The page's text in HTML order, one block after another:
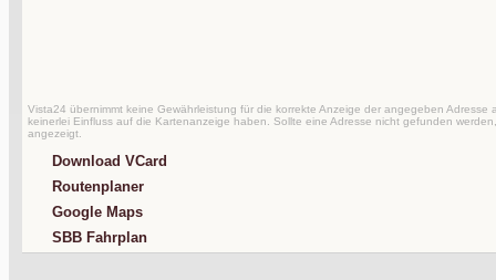
Vista24 übernimmt keine Gewährleistung für die korrekte Anzeige der angegeben Adresse
keinerlei Einfluss auf die Kartenanzeige haben. Sollte eine Adresse nicht gefunden
angezeigt.
Download VCard
Routenplaner
Google Maps
SBB Fahrplan